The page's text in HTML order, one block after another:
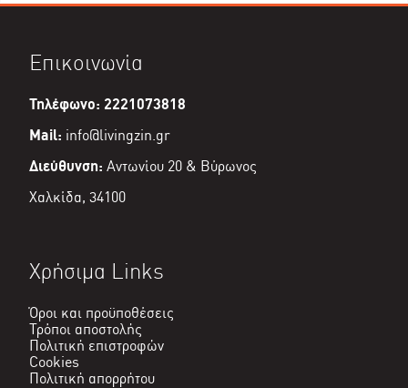
was:
τρέχουσα
Επικοινωνία
Τηλέφωνο: 2221073818
Mail: info@livingzin.gr
Διεύθυνση: Αντωνίου 20 & Βύρωνος
Χαλκίδα, 34100
Χρήσιμα Links
Όροι και προϋποθέσεις
Τρόποι αποστολής
Πολιτική επιστροφών
Cookies
Πολιτική απορρήτου